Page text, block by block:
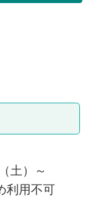
土）～
利用不可